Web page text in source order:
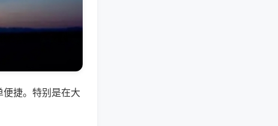
捷。特别是在大